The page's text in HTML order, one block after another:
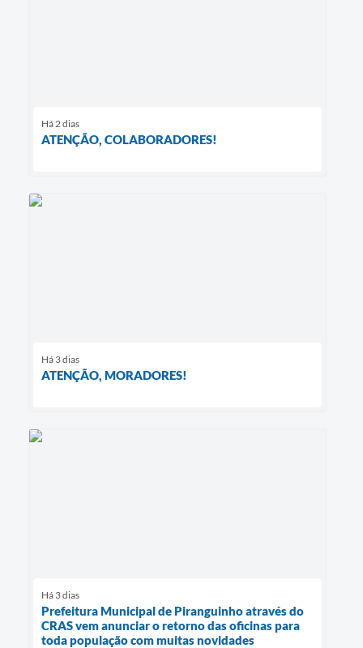
Há 2 dias
ATENÇÃO, COLABORADORES!
Há 3 dias
ATENÇÃO, MORADORES!
Há 3 dias
Prefeitura Municipal de Piranguinho através do
CRAS vem anunciar o retorno das oficinas para
toda população com muitas novidades